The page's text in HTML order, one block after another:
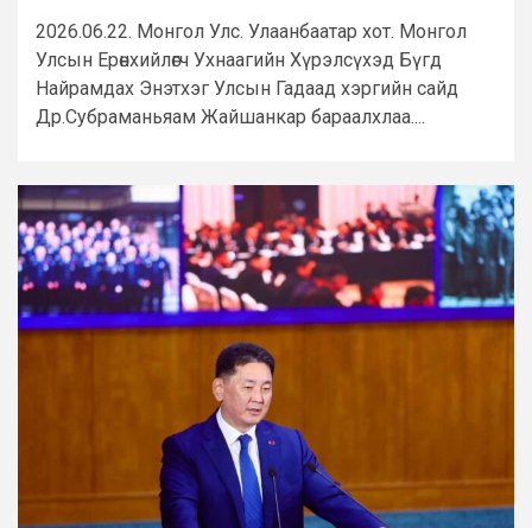
2026.06.22. Монгол Улс. Улаанбаатар хот. Монгол
Улсын Ерөнхийлөгч Ухнаагийн Хүрэлсүхэд Бүгд
Найрамдах Энэтхэг Улсын Гадаад хэргийн сайд
Др.Субраманьяам Жайшанкар бараалхлаа....